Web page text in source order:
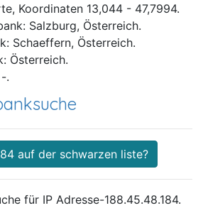
Koordinaten 13,044 - 47,7994.
Salzburg, Österreich.
Schaeffern, Österreich.
Österreich.
.
auf der schwarzen liste?
für IP Adresse-188.45.48.184.